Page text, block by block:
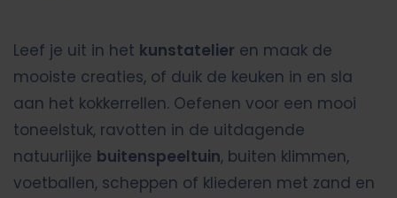
Leef je uit in het kunstatelier en maak de
mooiste creaties, of duik de keuken in en sla
aan het kokkerrellen. Oefenen voor een mooi
toneelstuk, ravotten in de uitdagende
natuurlijke buitenspeeltuin, buiten klimmen,
voetballen, scheppen of kliederen met zand en